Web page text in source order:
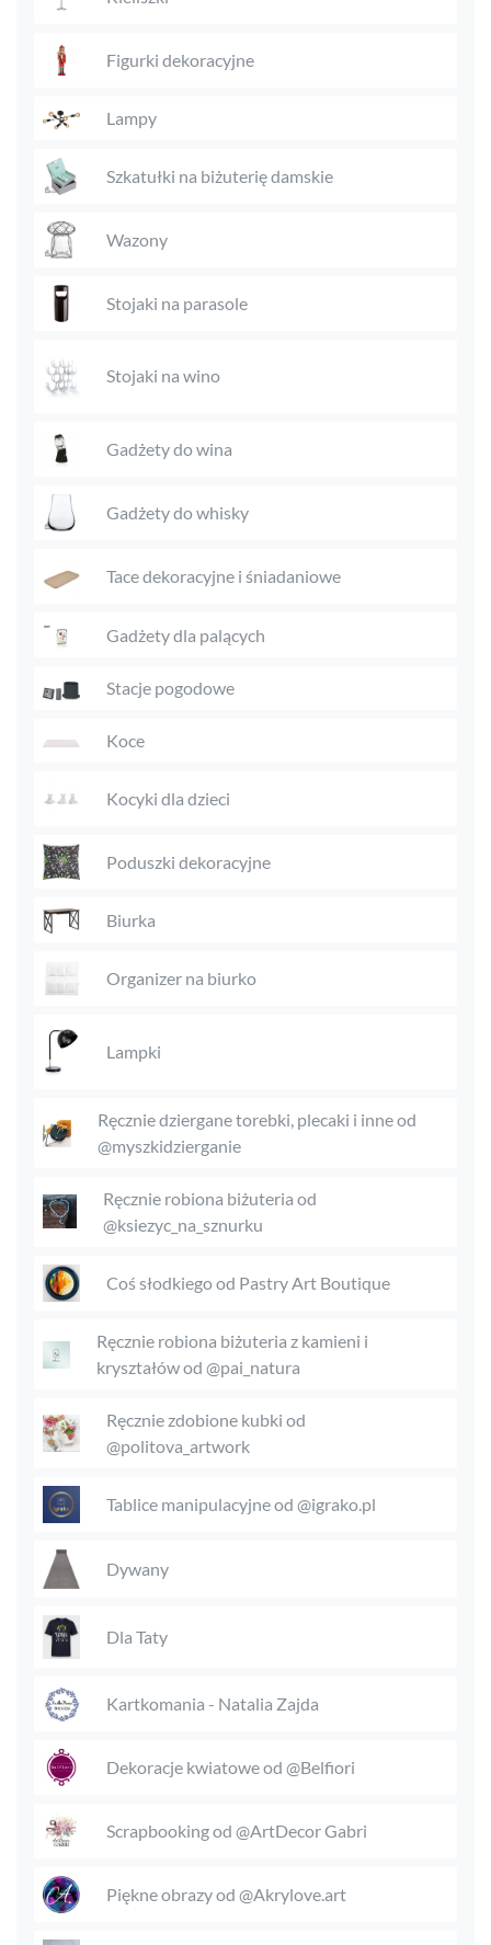
Figurki dekoracyjne
Lampy
Szkatułki na biżuterię damskie
Wazony
Stojaki na parasole
Stojaki na wino
Gadżety do wina
Gadżety do whisky
Tace dekoracyjne i śniadaniowe
Gadżety dla palących
Stacje pogodowe
Koce
Kocyki dla dzieci
Poduszki dekoracyjne
Biurka
Organizer na biurko
Lampki
Ręcznie dziergane torebki, plecaki i inne od
@myszkidzierganie
Ręcznie robiona biżuteria od
@ksiezyc_na_sznurku
Coś słodkiego od Pastry Art Boutique
Ręcznie robiona biżuteria z kamieni i
kryształów od @pai_natura
Ręcznie zdobione kubki od
@politova_artwork
Tablice manipulacyjne od @igrako.pl
Dywany
Dla Taty
Kartkomania - Natalia Zajda
Dekoracje kwiatowe od @Belfiori
Scrapbooking od @ArtDecor Gabri
Piękne obrazy od @Akrylove.art